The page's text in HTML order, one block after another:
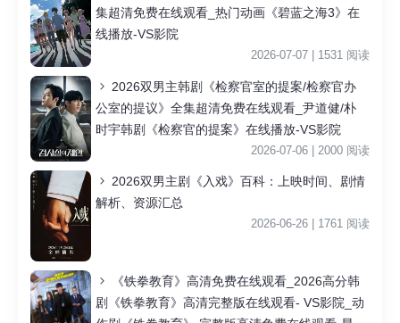
集超清免费在线观看_热门动画《碧蓝之海3》在
线播放-VS影院
2026-07-07 | 1531 阅读
2026双男主韩剧《检察官室的提案/检察官办
公室的提议》全集超清免费在线观看_尹道健/朴
时宇韩剧《检察官的提案》在线播放-VS影院
2026-07-06 | 2000 阅读
2026双男主剧《入戏》百科：上映时间、剧情
解析、资源汇总
2026-06-26 | 1761 阅读
《铁拳教育》高清免费在线观看_2026高分韩
剧《铁拳教育》高清完整版在线观看- VS影院_动